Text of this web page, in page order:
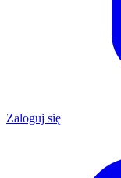
Zaloguj się